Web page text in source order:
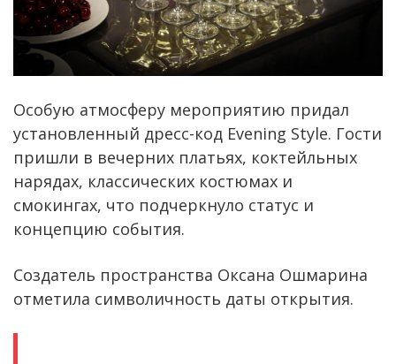
Особую атмосферу мероприятию придал
установленный дресс-код Evening Style. Гости
пришли в вечерних платьях, коктейльных
нарядах, классических костюмах и
смокингах, что подчеркнуло статус и
концепцию события.
Создатель пространства Оксана Ошмарина
отметила символичность даты открытия.